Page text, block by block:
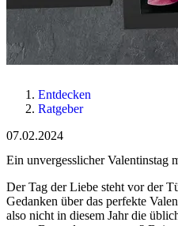
Entdecken
Ratgeber
07.02.2024
Ein unvergesslicher Valentinstag
Der Tag der Liebe steht vor der
Gedanken über das perfekte
also nicht in diesem Jahr die